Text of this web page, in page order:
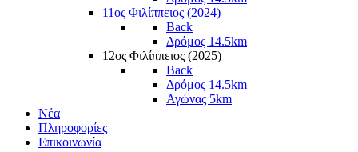
11ος Φιλίππειος (2024)
Back
Δρόμος 14.5km
12ος Φιλίππειος (2025)
Back
Δρόμος 14.5km
Αγώνας 5km
Νέα
Πληροφορίες
Επικοινωνία